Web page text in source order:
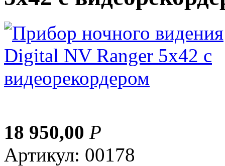
18 950,00 Р
Артикул: 00178